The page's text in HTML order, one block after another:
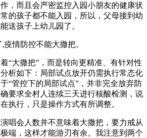
，而且会严密监控入园小朋友的健康状
的孩子都不能入园，所以，父母接到幼
送孩子上幼儿园了。
情防控不能大撒把。
“大撒把”，而是转向更精准、有针对性
析如下：局部试点放开仍需执行常态化
“管控下的局部试点”，并非完全放弃防
要求全村人连续三天进行核酸检测，说
执行，只是操作方式有所调整。
唱会人数并不意味着大撒把，要力戒从
端，这样才能游刃有余。我注意到两个